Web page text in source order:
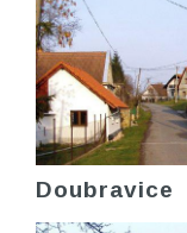
Doubravice